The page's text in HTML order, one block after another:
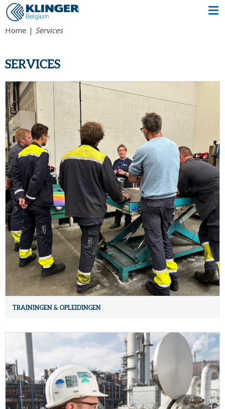
Home Services
SERVICES
TRAININGEN & OPLEIDINGEN